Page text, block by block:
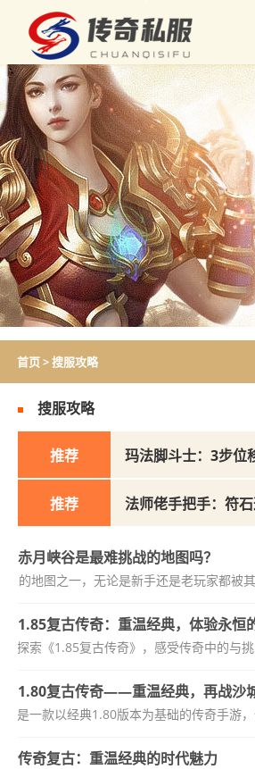
首页>搜服攻略
搜服攻略
推荐 玛法脚斗士：3步位
推荐 法师佬手把手：符
赤月峡谷是最难挑战的地图吗？
的地图之一，无论是新手还是老玩家都
1.85复古传奇：重温经典，体验永恒
探索《1.85复古传奇》，感受传奇中的与
1.80复古传奇——重温经典，再战沙
是一款以经典1.80版本为基础的传奇手游
传奇复古：重温经典的时代魅力